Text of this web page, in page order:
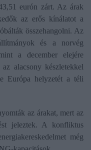
eurón zárt. Az árak
az erős kínálatot a
összehangolni. Az
és a norvég
a december elejére
alacsony készletekkel
Európa helyzetét a téli
az árakat, mert az
jeleztek. A konfliktus
még